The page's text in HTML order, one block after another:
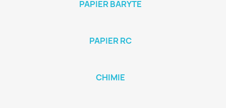
PAPIER BARYTE
PAPIER RC
CHIMIE